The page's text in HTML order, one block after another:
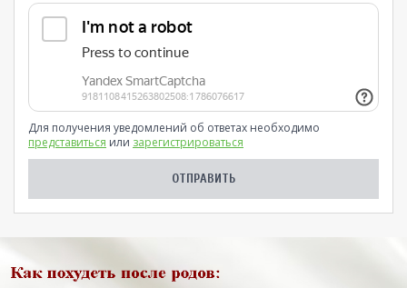
Для получения уведомлений об ответах необходимо
представиться или зарегистрироваться